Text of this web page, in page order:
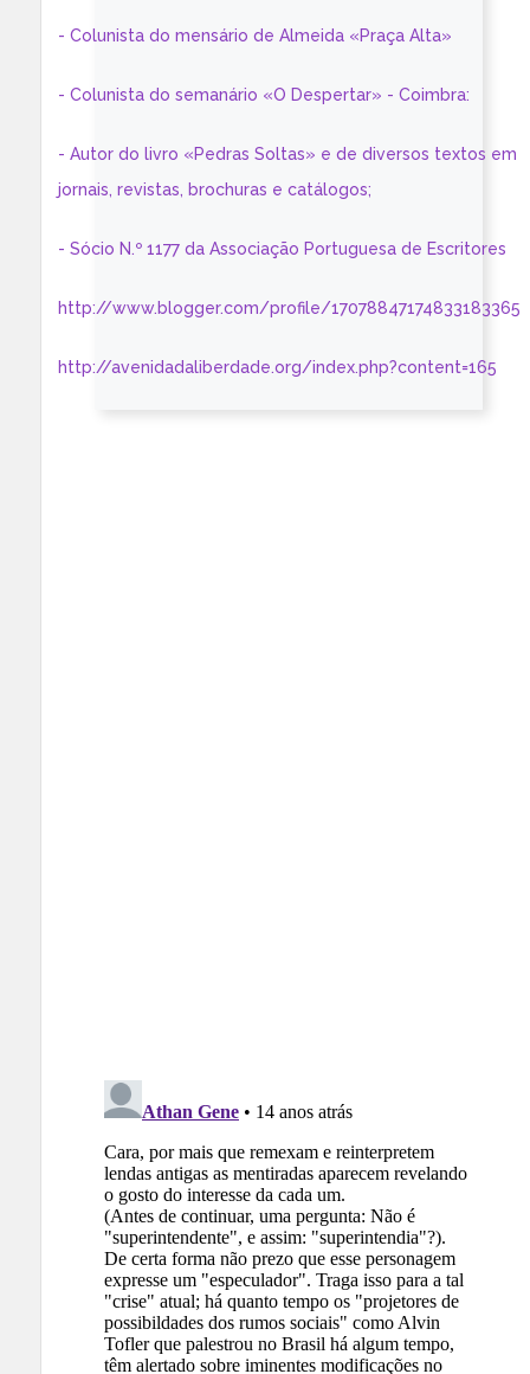
- Colunista do mensário de Almeida «Praça Alta»
- Colunista do semanário «O Despertar» - Coimbra:
- Autor do livro «Pedras Soltas» e de diversos textos em
jornais, revistas, brochuras e catálogos;
- Sócio N.º 1177 da Associação Portuguesa de Escritores
http://www.blogger.com/profile/17078847174833183365
http://avenidadaliberdade.org/index.php?content=165